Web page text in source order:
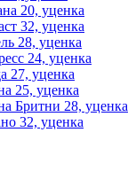
20, уценка
32, уценка
28, уценка
24, уценка
27, уценка
25, уценка
Бритни 28, уценка
32, уценка